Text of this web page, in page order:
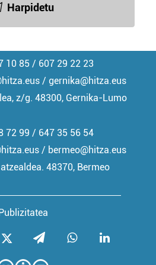
Harpidetu
10 85 / 607 29 22 23
/ gernika@hitza.eus
z/g. 48300, Gernika-Lumo
Publizitatea
72 99 / 647 35 56 54
/ bermeo@hitza.eus
48370, Bermeo